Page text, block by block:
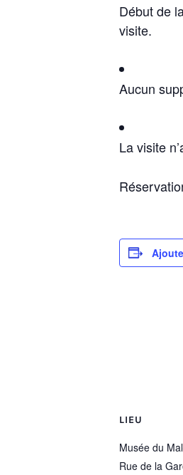
Début de
visite.
Aucun
La visite
LIEU
Musée du
Rue de la